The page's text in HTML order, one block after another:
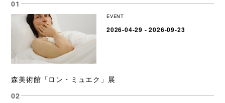
EVENT
2026-04-29 - 2026-09-23
森美術館「ロン・ミュエク」展